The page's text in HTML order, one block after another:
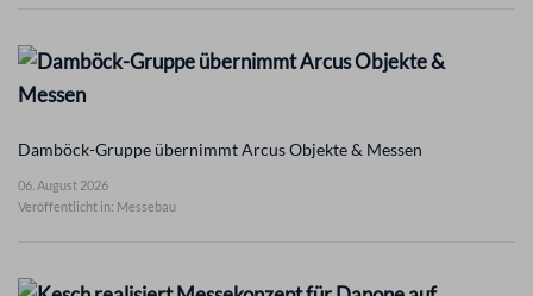
Damböck-Gruppe übernimmt Arcus Objekte & Messen
06. August 2026
Veröffentlicht in: Messebau